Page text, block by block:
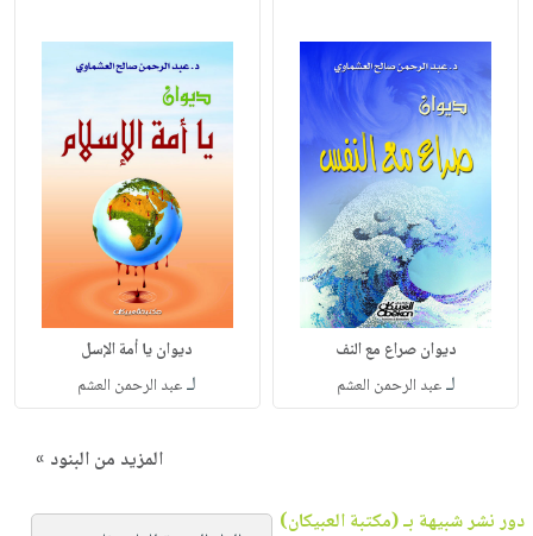
ديوان صراع مع النف
لـعبد الرحمن العشم
ديوان يا أمة الإسل
لـعبد الرحمن العشم
المزيد من البنود »
دور نشر شبيهة بـ (مكتبة العبيكان)